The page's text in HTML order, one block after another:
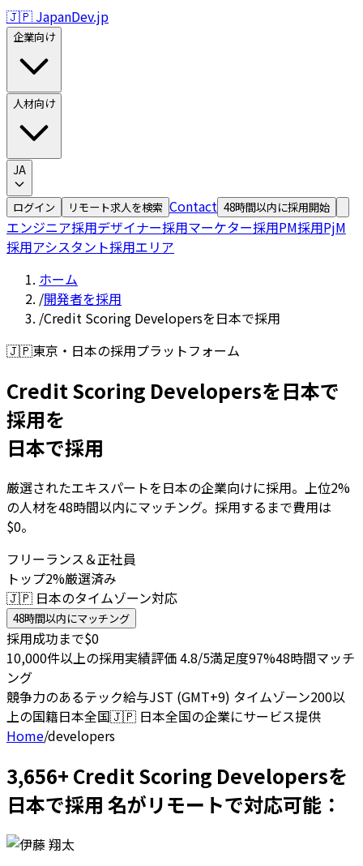
🇯🇵 JapanDev.jp
企業向け
人材向け
JA
ログイン リモート求人を検索 Contact 48時間以内に採用開始
エンジニア採用デザイナー採用マーケター採用PM採用PjM
採用アシスタント採用エリア
ホーム
/開発者を採用
/Credit Scoring Developersを日本で採用
🇯🇵東京・日本の採用プラットフォーム
Credit Scoring Developersを日本で
採用を
日本で採用
厳選されたエキスパートを日本の企業向けに採用。上位2%
の人材を48時間以内にマッチング。採用するまで費用は
$0。
フリーランス＆正社員
トップ2%厳選済み
🇯🇵 日本のタイムゾーン対応
48時間以内にマッチング
採用成功まで$0
10,000件以上の採用実績評価 4.8/5満足度97%48時間マッチ
ング
競争力のあるテック給与JST (GMT+9) タイムゾーン200以
上の国籍日本全国🇯🇵 日本全国の企業にサービス提供
Home/developers
3,656+ Credit Scoring Developersを
日本で採用 名がリモートで対応可能：